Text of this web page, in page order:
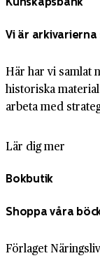
Vi är
Här har vi samlat
historiska
arbeta med
Lär dig mer
Bokbutik
Shoppa våra
Förlaget